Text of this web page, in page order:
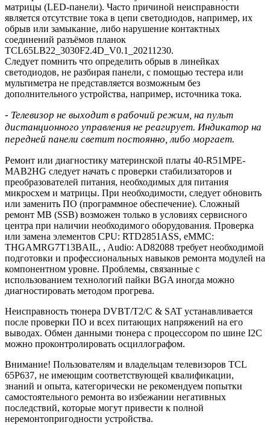
матрицы (LED-панели). Часто причиной неисправности
является отсутствие тока в цепи светодиодов, например, их
обрыв или замыкание, либо нарушение контактных
соединений разъёмов планок
TCL65LB22_3030F2.4D_V0.1_20211230.
Следует помнить что определить обрыв в линейках
светодиодов, не разбирая панели, с помощью тестера или
мультиметра не представляется возможным без
дополнительного устройства, например, источника тока.
- Телевизор не выходит в рабочий режим, на пульт
дистанционного управления не реагирует. Индикатор на
передней панели светит постоянно, либо моргает.
Ремонт или диагностику материнской платы 40-R51MPE-
MAB2HG следует начать с проверки стабилизаторов и
преобразователей питания, необходимых для питания
микросхем и матрицы. При необходимости, следует обновить
или заменить ПО (программное обеспечение). Сложный
ремонт MB (SSB) возможен только в условиях сервисного
центра при наличии необходимого оборудования. Проверка
или замена элементов CPU: RTD2851ASS, eMMC:
THGAMRG7T13BAIL, , Audio: AD82088 требует необходимой
подготовки и профессиональных навыков ремонта модулей на
компонентном уровне. Проблемы, связанные с
использованием технологий пайки BGA иногда можно
диагностировать методом прогрева.
Неисправность тюнера DVBT/T2/C & SAT устанавливается
после проверки ПО и всех питающих напряжений на его
выводах. Обмен данными тюнера с процессором по шине I2C
можно проконтролировать осциллографом.
Внимание! Пользователям и владельцам телевизоров TCL
65P637, не имеющим соответствующей квалификации,
знаний и опыта, категорически не рекомендуем попытки
самостоятельного ремонта во избежании негативных
последствий, которые могут привести к полной
неремонтопригодности устройства.